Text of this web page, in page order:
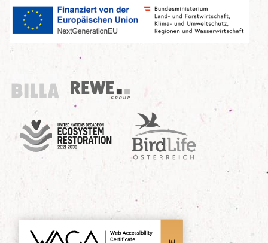
Billa
REWE Group
UN Decade
Birdlife